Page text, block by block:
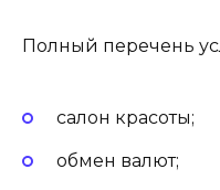
Полный перечень
салон красоты;
обмен валют;